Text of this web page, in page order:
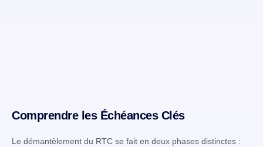
Comprendre les Échéances Clés
Le démantèlement du RTC se fait en deux phases distinctes :